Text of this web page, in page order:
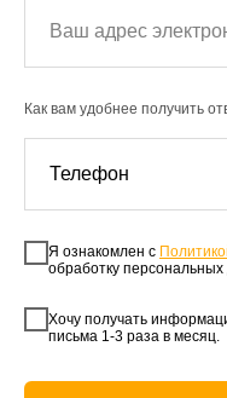
Как вам удобнее получить
Я ознакомлен с
обработку
Хочу получать
письма 1-3 раза в месяц.